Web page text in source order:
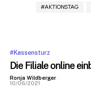
#AKTIONSTAG
#Kassensturz
Die Filiale online
Ronja Wildberger -
10/06/2021